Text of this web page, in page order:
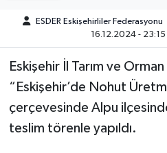
ESDER Eskişehirliler Federasyonu
16.12.2024 - 23:15
Eskişehir İl Tarım ve
“Eskişehir’de Nohut
çerçevesinde Alpu
teslim törenle yapıldı.